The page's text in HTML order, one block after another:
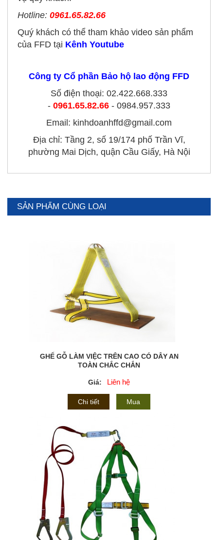
Hotline: 0961.65.82.66
Quý khách có thể tham khảo video sản phẩm
của FFD tại Kênh Youtube
Công ty Cổ phần Bảo hộ lao động FFD
Số điện thoại: 02.422.668.333
- 0961.65.82.66 - 0984.957.333
Email: kinhdoanhffd@gmail.com
Địa chỉ: Tầng 2, số 19/174 phố Trần Vĩ,
phường Mai Dịch, quận Cầu Giấy, Hà Nội
SẢN PHẨM CÙNG LOẠI
GHẾ GỖ LÀM VIỆC TRÊN CAO CÓ DÂY AN
TOÀN CHẮC CHẮN
Giá: Liên hệ
Chi tiết Mua